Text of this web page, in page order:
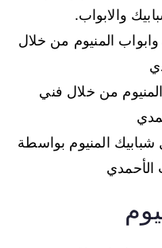
والابواب.
المنيوم من خلال
من خلال فني
شبابيك المنيوم بواسطة
الأحمدي